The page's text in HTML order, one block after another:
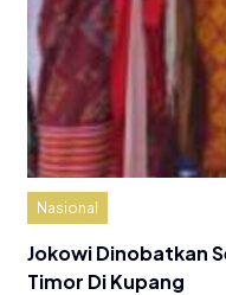
Nasional
Jokowi Dinobatkan
Timor Di Kupang